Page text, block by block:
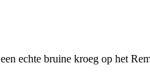
echte bruine kroeg op het